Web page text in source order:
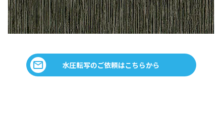
水圧転写のご依頼はこちらから